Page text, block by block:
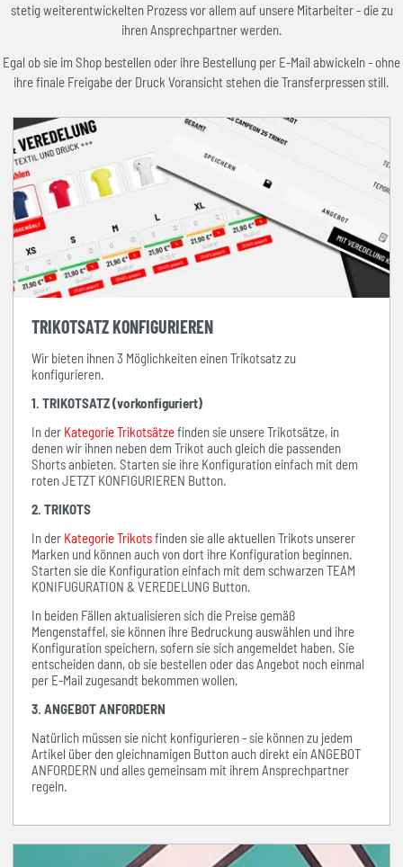
stetig weiterentwickelten Prozess vor allem auf unsere Mitarbeiter - die zu
ihren Ansprechpartner werden.
Egal ob sie im Shop bestellen oder ihre Bestellung per E-Mail abwickeln - ohne
ihre finale Freigabe der Druck Voransicht stehen die Transferpressen still.
TRIKOTSATZ KONFIGURIEREN
Wir bieten ihnen 3 Möglichkeiten einen Trikotsatz zu
konfigurieren.
1. TRIKOTSATZ (vorkonfiguriert)
In der Kategorie Trikotsätzefinden sie unsere Trikotsätze, in
denen wir ihnen neben dem Trikot auch gleich die passenden
Shorts anbieten. Starten sie ihre Konfiguration einfach mit dem
roten JETZT KONFIGURIEREN Button.
2. TRIKOTS
In der Kategorie Trikotsfinden sie alle aktuellen Trikots unserer
Marken und können auch von dort ihre Konfiguration beginnen.
Starten sie die Konfiguration einfach mit dem schwarzen TEAM
KONIFUGURATION & VEREDELUNG Button.
In beiden Fällen aktualisieren sich die Preise gemäß
Mengenstaffel, sie können ihre Bedruckung auswählen und ihre
Konfiguration speichern, sofern sie sich angemeldet haben. Sie
entscheiden dann, ob sie bestellen oder das Angebot noch einmal
per E-Mail zugesandt bekommen wollen.
3. ANGEBOT ANFORDERN
Natürlich müssen sie nicht konfigurieren - sie können zu jedem
Artikel über den gleichnamigen Button auch direkt ein ANGEBOT
ANFORDERN und alles gemeinsam mit ihrem Ansprechpartner
regeln.